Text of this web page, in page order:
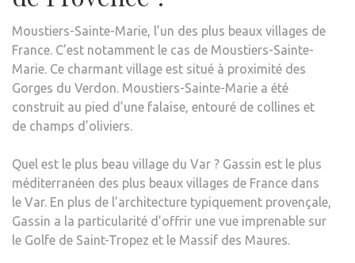
Moustiers-Sainte-Marie, l’un des plus beaux villages de
France. C’est notamment le cas de Moustiers-Sainte-
Marie. Ce charmant village est situé à proximité des
Gorges du Verdon. Moustiers-Sainte-Marie a été
construit au pied d’une falaise, entouré de collines et
de champs d’oliviers.
Quel est le plus beau village du Var ? Gassin est le plus
méditerranéen des plus beaux villages de France dans
le Var. En plus de l’architecture typiquement provençale,
Gassin a la particularité d’offrir une vue imprenable sur
le Golfe de Saint-Tropez et le Massif des Maures.